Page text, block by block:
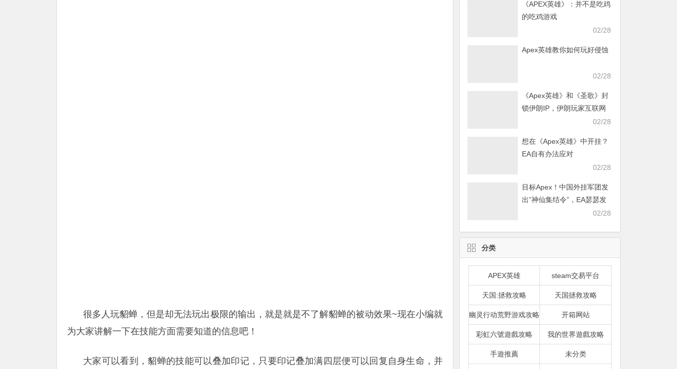
很多人玩貂蝉，但是却无法玩出极限的输出，就是就是不了解貂蝉的被动效果~现在小编就
为大家讲解一下在技能方面需要知道的信息吧！
大家可以看到，貂蝉的技能可以叠加印记，只要印记叠加满四层便可以回复自身生命，并
《APEX英雄》：并不是吃鸡
的吃鸡游戏
02/28
Apex英雄教你如何玩好侵蚀
02/28
《Apex英雄》和《圣歌》封
锁伊朗IP，伊朗玩家互联网
02/28
想在《Apex英雄》中开挂？
EA自有办法应对
02/28
目标Apex！中国外挂军团发
出”神仙集结令”，EA瑟瑟发
02/28
分类
APEX英雄 steam交易平台
天国:拯救攻略 天国拯救攻略
幽灵行动荒野游戏攻略 开箱网站
彩虹六號遊戲攻略 我的世界遊戲攻略
手遊推薦 未分类